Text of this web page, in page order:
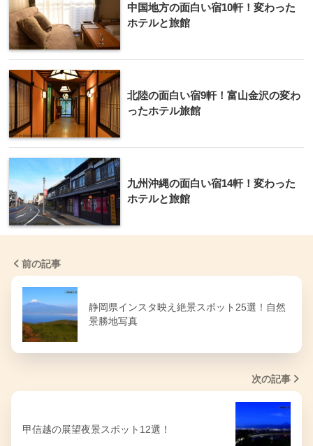
中国地方の面白い宿10軒！変わった
ホテルと旅館
北陸の面白い宿9軒！富山金沢の変わ
ったホテル旅館
九州沖縄の面白い宿14軒！変わった
ホテルと旅館
前の記事
静岡県インスタ映え絶景スポット25選！自然
景勝地写真
次の記事
甲信越の展望夜景スポット12選！